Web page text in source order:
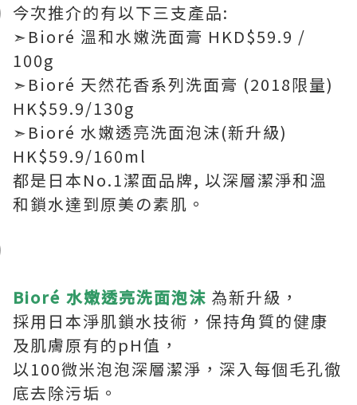
今次推介的有以下三支產品:
➣Bioré 溫和水嫩洗面膏 HKD$59.9 /
100g
➣Bioré 天然花香系列洗面膏 (2018限量)
HK$59.9/130g
➣Bioré 水嫩透亮洗面泡沫(新升級)
HK$59.9/160ml
都是日本No.1潔面品牌, 以深層潔淨和溫
和鎖水達到原美の素肌。
Bioré 水嫩透亮洗面泡沫 為新升級，
採用日本淨肌鎖水技術，保持角質的健康
及肌膚原有的pH值，
以100微米泡泡深層潔淨，深入每個毛孔徹
底去除污垢。